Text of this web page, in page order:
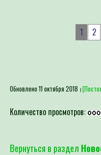
1 2
Обновлено 11 октября 2018
Количество просмотров:
Вернуться в раздел